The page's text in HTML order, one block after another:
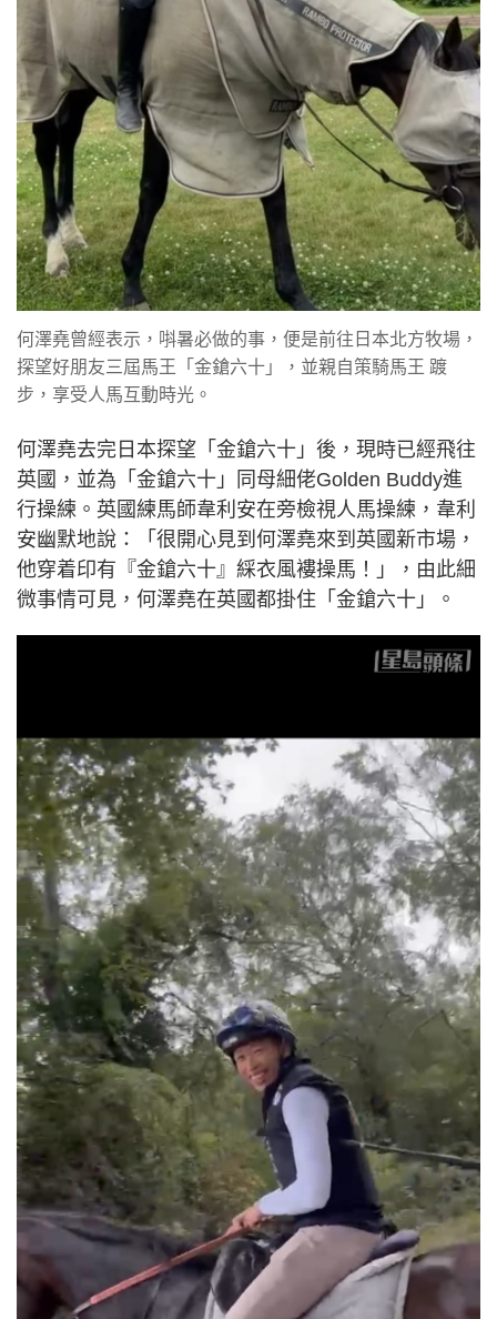
何澤堯曾經表示，唞暑必做的事，便是前往日本北方牧場，
探望好朋友三屆馬王「金鎗六十」，並親自策騎馬王 踱
步，享受人馬互動時光。
何澤堯去完日本探望「金鎗六十」後，現時已經飛往
英國，並為「金鎗六十」同母細佬Golden Buddy進
行操練。英國練馬師韋利安在旁檢視人馬操練，韋利
安幽默地說：「很開心見到何澤堯來到英國新市場，
他穿着印有『金鎗六十』綵衣風褸操馬！」，由此細
微事情可見，何澤堯在英國都掛住「金鎗六十」。